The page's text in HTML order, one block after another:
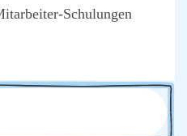
Schu­lun­gen